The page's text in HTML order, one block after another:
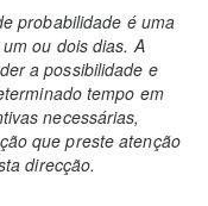
probabilidade é uma
ou dois dias. A
a possibilidade e
tempo em
necessárias,
que preste atenção
direcção.